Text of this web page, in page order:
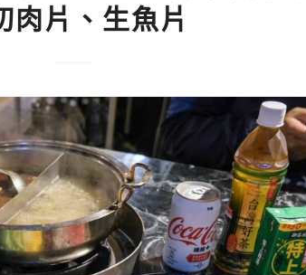
肉片、生魚片